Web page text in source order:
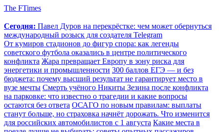
The FTimes
Сегодня: Павел Дуров на перекрёстке: чем может обернуться
международный розыск для создателя Telegram
От кумиров стадионов до фигур спора: как легенды
советского футбола оказались в центре политического
конфликта Жара превращает Европу в зону риска для
энергетики и промышленности 300 баллов ЕГЭ — и без
бюджета: почему высший результат не гарантирует место в
вузе мечты Смерть учёного Никиты Зезина после конфликта
на парковке: что известно о трагедии и какие вопросы
остаются без ответа ОСАГО по новым правилам: выплаты
станут больше, но страховка начнёт дорожать. Что изменится
для российских автомобилистов с 1 августа Какие места в